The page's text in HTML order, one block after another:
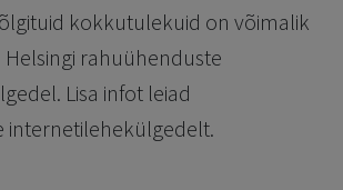
kokkutulekuid on võimalik
rahuühenduste
Lisa infot leiad
internetilehekülgedelt.